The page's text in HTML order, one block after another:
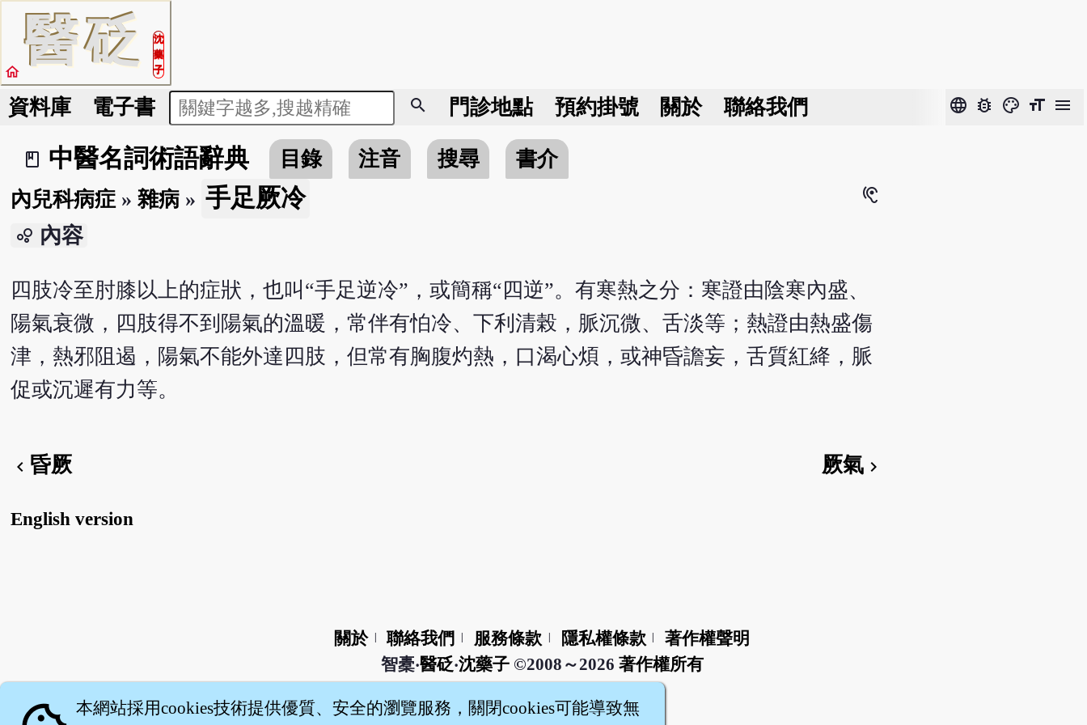
醫砭
沈
藥
子
home
資料庫 電子書 search 門診地點 預約掛號 關於 聯絡我們 language bug_report color_lens format_size menu
book_2
中醫名詞術語辭典 目錄 注音 搜尋
書介
內兒科病症» 雜病» 手足厥冷 hearing
bubble_chart 內容
四肢冷至肘膝以上的症狀，也叫“手足逆冷”，或簡稱“四逆”。有寒熱之分：寒證由陰寒內盛、
陽氣衰微，四肢得不到陽氣的溫暖，常伴有怕冷、下利清榖，脈沉微、舌淡等；熱證由熱盛傷
津，熱邪阻遏，陽氣不能外達四肢，但常有胸腹灼熱，口渴心煩，或神昏譫妄，舌質紅絳，脈
促或沉遲有力等。
chevron_left 昏厥 厥氣chevron_right
English version
關於 聯絡我們 服務條款 隱私權條款
著作權聲明
智橐‧醫砭‧沈藥子©2008～2026 著作權所有
本網站採用cookies技術提供優質、安全的瀏覽服務，關閉cookies可能導致無